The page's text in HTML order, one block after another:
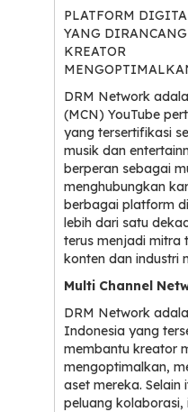
PLATFORM
YANG
KREATOR
DRM Network
(MCN) YouTube
yang tersertifikasi
musik dan
berperan sebagai
menghubungkan
berbagai platform
lebih dari satu
terus menjadi mitra
konten dan industri
Multi Channel
DRM Network
Indonesia yang
membantu kreator
mengoptimalkan,
aset mereka.
peluang